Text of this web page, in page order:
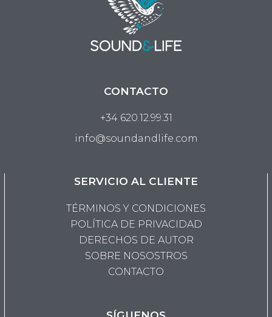
CONTACTO
+34 620.12.99.31
info@soundandlife.com
SERVICIO AL CLIENTE
TÉRMINOS Y CONDICIONES
POLÍTICA DE PRIVACIDAD
DERECHOS DE AUTOR
SOBRE NOSOSTROS
CONTACTO